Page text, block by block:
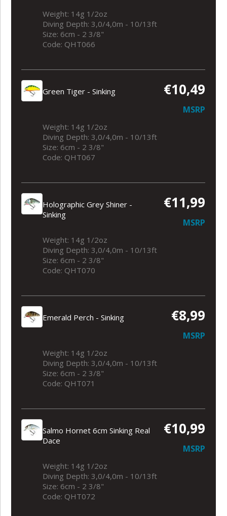
Weight: 14g 1/2oz
Diving Depth: 3,0/4,0m - 10/13ft
Size: 6cm - 2 3/8"
Code: QHT066
Green Tiger - Sinking €10,49
MSRP
Weight: 14g 1/2oz
Diving Depth: 3,0/4,0m - 10/13ft
Size: 6cm - 2 3/8"
Code: QHT067
Holographic Grey Shiner -
Sinking
€11,99
MSRP
Weight: 14g 1/2oz
Diving Depth: 3,0/4,0m - 10/13ft
Size: 6cm - 2 3/8"
Code: QHT070
Emerald Perch - Sinking €8,99
MSRP
Weight: 14g 1/2oz
Diving Depth: 3,0/4,0m - 10/13ft
Size: 6cm - 2 3/8"
Code: QHT071
Salmo Hornet 6cm Sinking Real
Dace
€10,99
MSRP
Weight: 14g 1/2oz
Diving Depth: 3,0/4,0m - 10/13ft
Size: 6cm - 2 3/8"
Code: QHT072